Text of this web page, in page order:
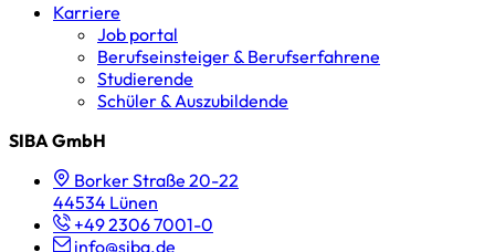
Karriere
Job portal
Berufseinsteiger & Berufserfahrene
Studierende
Schüler & Auszubildende
SIBA GmbH
Borker Straße 20-22
44534 Lünen
+49 2306 7001-0
info@siba.de